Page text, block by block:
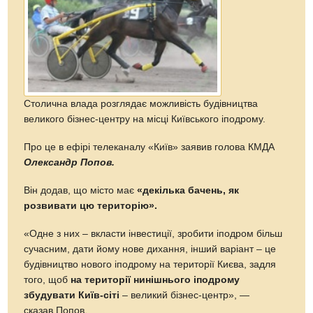
Столична влада розглядає можливість будівництва
великого бізнес-центру на місці Київського іподрому.
Про це в ефірі телеканалу «Київ» заявив голова КМДА
Олександр Попов.
Він додав, що місто має«декілька бачень, як
розвивати цю територію».
«Одне з них – вкласти інвестиції, зробити іподром більш
сучасним, дати йому нове дихання, інший варіант – це
будівництво нового іподрому на території Києва, задля
того, щоб на території нинішнього іподрому
збудувати Київ-сіті – великий бізнес-центр», —
сказав Попов.